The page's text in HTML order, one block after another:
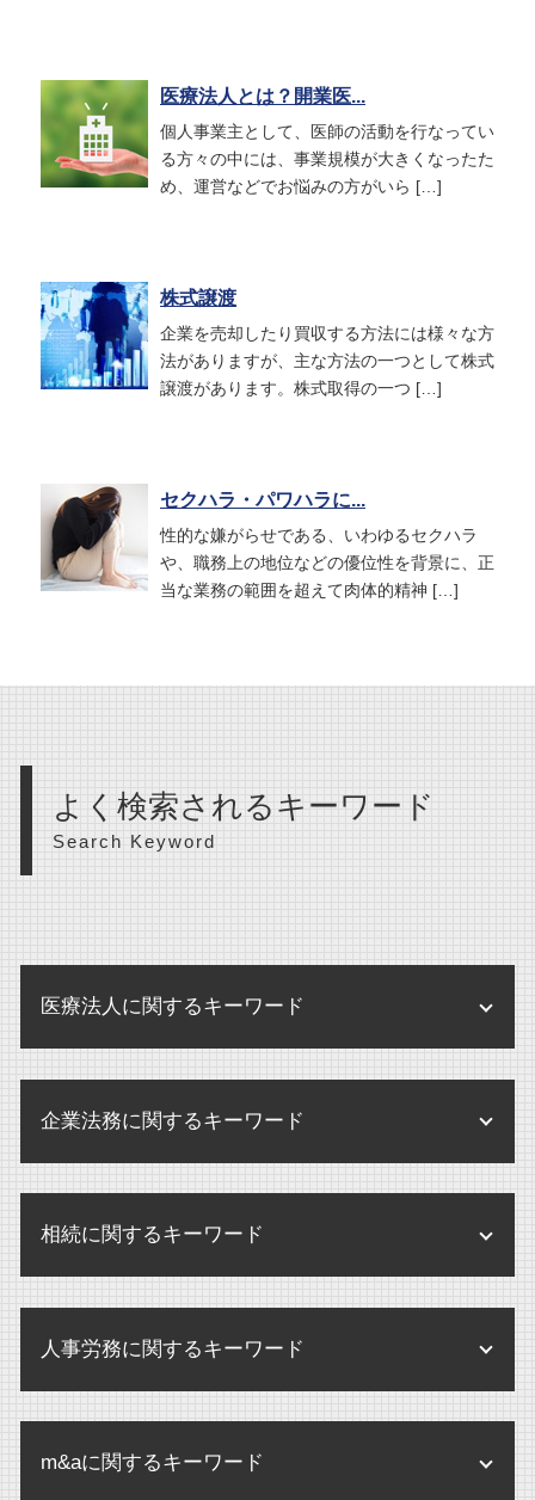
医療法人とは？開業医...
個人事業主として、医師の活動を行なってい
る方々の中には、事業規模が大きくなったた
め、運営などでお悩みの方がいら […]
株式譲渡
企業を売却したり買収する方法には様々な方
法がありますが、主な方法の一つとして株式
譲渡があります。株式取得の一つ […]
セクハラ・パワハラに...
性的な嫌がらせである、いわゆるセクハラ
や、職務上の地位などの優位性を背景に、正
当な業務の範囲を超えて肉体的精神 […]
よく検索されるキーワード
Search Keyword
医療法人に関するキーワード
個別指導 医療機関
監査とは 病院
医療法人 メリット
医療法人 中小企業
医療法人 登記
医療法人 監査
企業法務に関するキーワード
企業 訴訟 個人
規程改定 改訂
企業 規定
内部規定 内部規程
相続に関するキーワード
養子縁組 相続 トラブル
相続手続き どこで
人事労務に関するキーワード
残業代 未払い 請求 時効
不当解雇 労基署
m&aに関するキーワード